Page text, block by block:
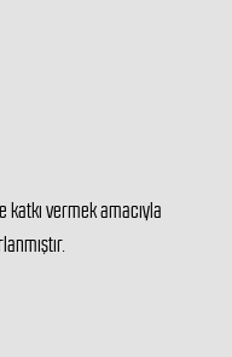
katkı vermek amacıyla